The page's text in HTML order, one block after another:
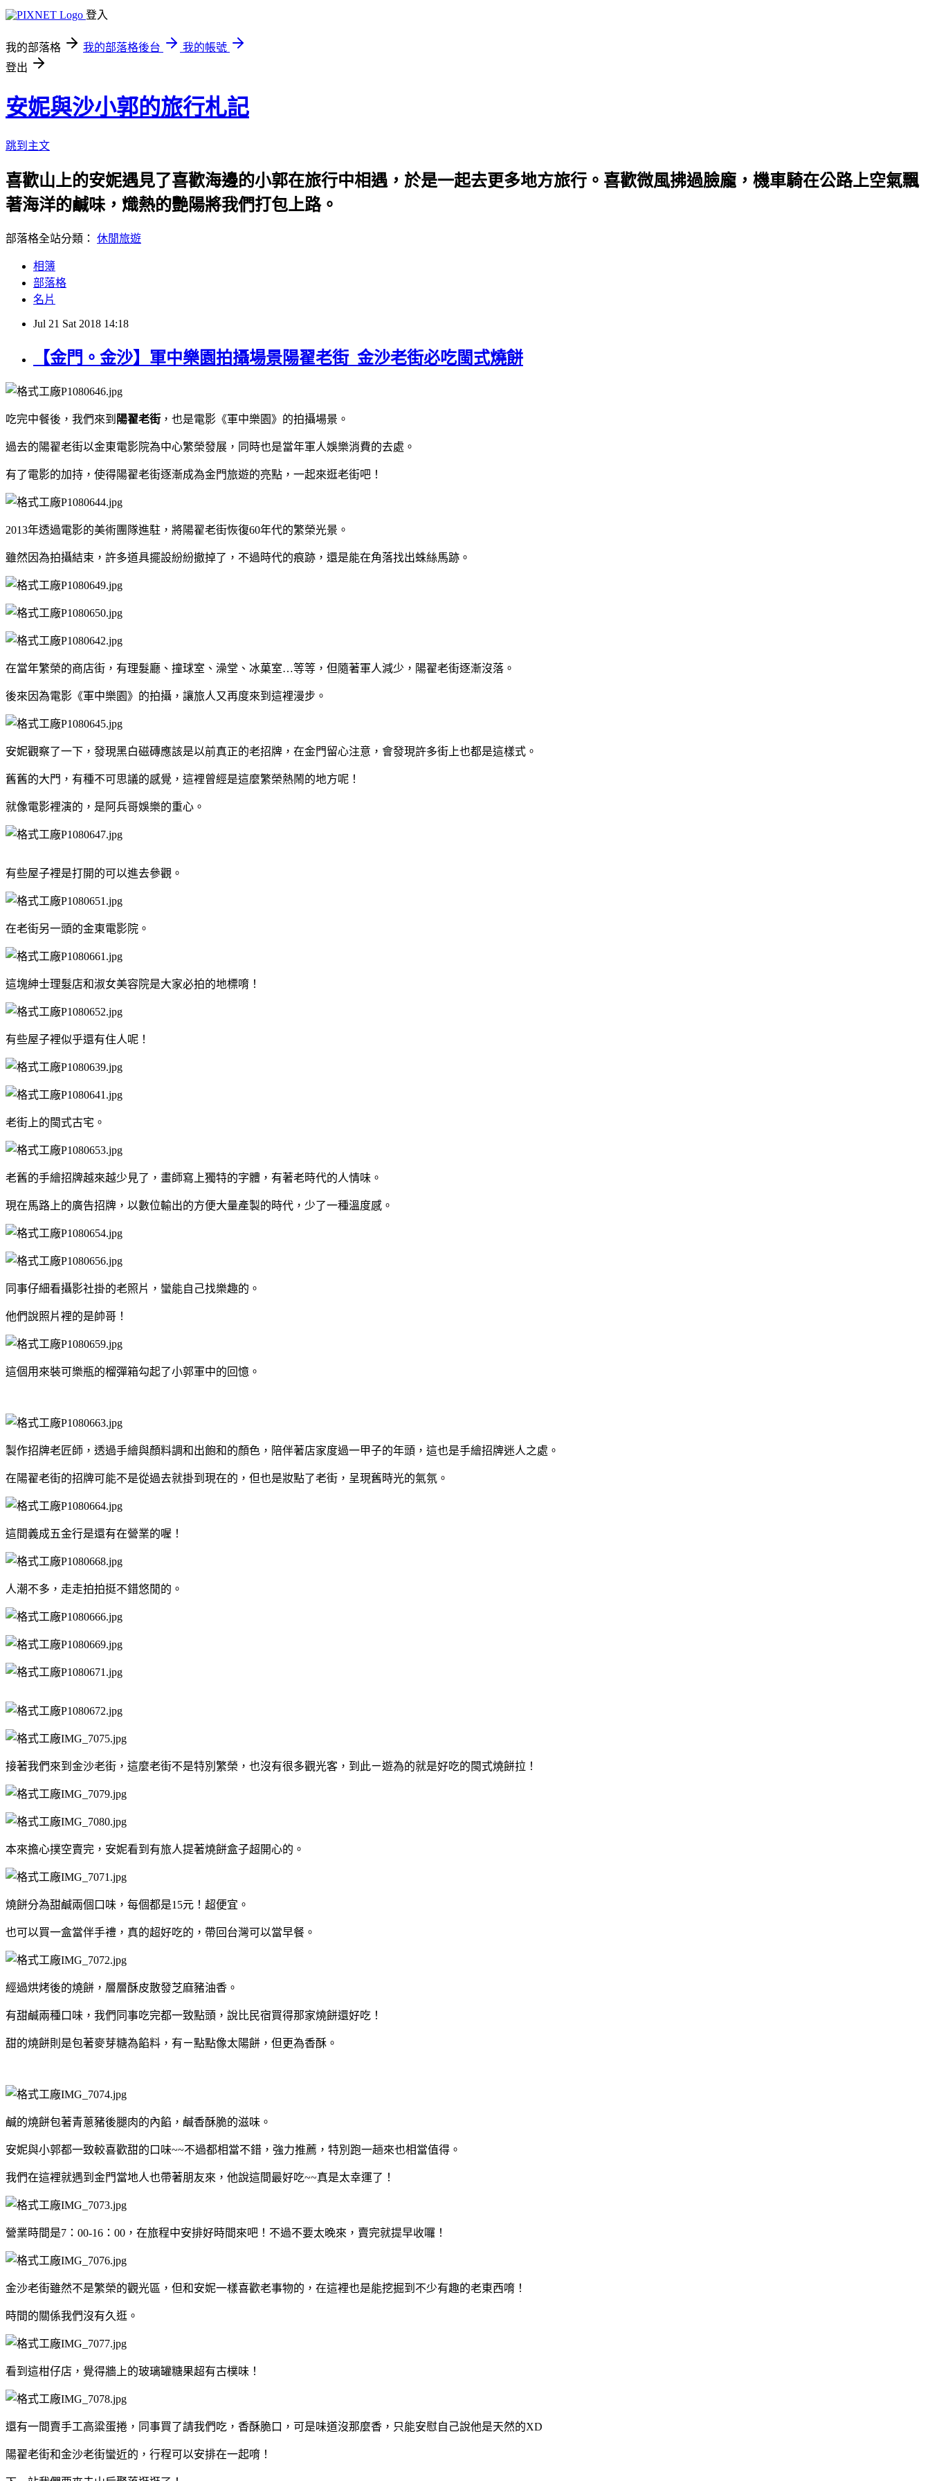
登入
我的部落格 我的部落格後台
我的帳號
登出
安妮與沙小郭的旅行札記
跳到主文
喜歡山上的安妮遇見了喜歡海邊的小郭在旅行中相遇，於是一起去更多地方旅行。喜歡微風拂過臉龐，機車騎在公路上空氣飄
著海洋的鹹味，熾熱的艷陽將我們打包上路。
部落格全站分類： 休閒旅遊
相簿
部落格
名片
Jul 21 Sat 2018 14:18
【金門。金沙】軍中樂園拍攝場景陽翟老街 金沙老街必吃閩式燒餅
吃完中餐後，我們來到 陽翟老街 ，也是電影《軍中樂園》的拍攝場景。
過去的陽翟老街以金東電影院為中心繁榮發展，同時也是當年軍人娛樂消費的去處。
有了電影的加持，使得陽翟老街逐漸成為金門旅遊的亮點，一起來逛老街吧！
2013年透過電影的美術團隊進駐，將陽翟老街恢復60年代的繁榮光景。
雖然因為拍攝結束，許多道具擺設紛紛撤掉了，不過時代的痕跡，還是能在角落找出蛛絲馬跡。
在當年繁榮的商店街，有理髮廳、撞球室、澡堂、冰菓室…等等，但隨著軍人減少，陽翟老街逐漸沒落。
後來因為電影《軍中樂園》的拍攝，讓旅人又再度來到這裡漫步。
安妮觀察了一下，發現黑白磁磚應該是以前真正的老招牌，在金門留心注意，會發現許多街上也都是這樣式。
舊舊的大門，有種不可思議的感覺，這裡曾經是這麼繁榮熱鬧的地方呢！
就像電影裡演的，是阿兵哥娛樂的重心。
有些屋子裡是打開的可以進去參觀。
在老街另一頭的金東電影院。
這塊紳士理髮店和淑女美容院是大家必拍的地標唷！
有些屋子裡似乎還有住人呢！
老街上的閩式古宅。
老舊的手繪招牌越來越少見了，畫師寫上獨特的字體，有著老時代的人情味。
現在馬路上的廣告招牌，以數位輸出的方便大量產製的時代，少了一種溫度感。
同事仔細看攝影社掛的老照片，蠻能自己找樂趣的。
他們說照片裡的是帥哥！
這個用來裝可樂瓶的榴彈箱勾起了小郭軍中的回憶。
製作招牌老匠師，透過手繪與顏料調和出飽和的顏色，陪伴著店家度過一甲子的年頭，這也是手繪招牌迷人之處。
在陽翟老街的招牌可能不是從過去就掛到現在的，但也是妝點了老街，呈現舊時光的氣氛。
這間義成五金行是還有在營業的喔！
人潮不多，走走拍拍挺不錯悠閒的。
接著我們來到金沙老街，這麼老街不是特別繁榮，也沒有很多觀光客，到此ㄧ遊為的就是好吃的閩式燒餅拉！
本來擔心撲空賣完，安妮看到有旅人提著燒餅盒子超開心的。
燒餅分為甜鹹兩個口味，每個都是15元！超便宜。
也可以買一盒當伴手禮，真的超好吃的，帶回台灣可以當早餐。
經過烘烤後的燒餅，層層酥皮散發芝麻豬油香。
有甜鹹兩種口味，我們同事吃完都一致點頭，說比民宿買得那家燒餅還好吃！
甜的燒餅則是包著麥芽糖為餡料，有ㄧ點點像太陽餅，但更為香酥。
鹹的燒餅包著青蔥豬後腿肉的內餡，鹹香酥脆的滋味。
安妮與小郭都一致較喜歡甜的口味~~不過都相當不錯，強力推薦，特別跑一趟來也相當值得。
我們在這裡就遇到金門當地人也帶著朋友來，他說這間最好吃~~真是太幸運了！
營業時間是7：00-16：00，在旅程中安排好時間來吧！不過不要太晚來，賣完就提早收囉！
金沙老街雖然不是繁榮的觀光區，但和安妮一樣喜歡老事物的，在這裡也是能挖掘到不少有趣的老東西唷！
時間的關係我們沒有久逛。
看到這柑仔店，覺得牆上的玻璃罐糖果超有古樸味！
還有一間賣手工高粱蛋捲，同事買了請我們吃，香酥脆口，可是味道沒那麼香，只能安慰自己說他是天然的XD
陽翟老街和金沙老街蠻近的，行程可以安排在一起唷！